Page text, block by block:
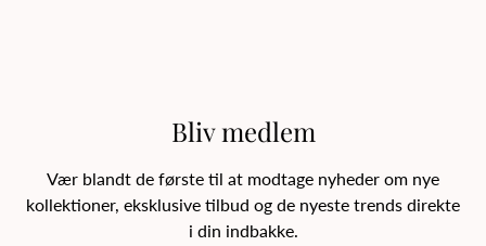
Bliv medlem
Vær blandt de første til at modtage nyheder om nye
kollektioner, eksklusive tilbud og de nyeste trends direkte
i din indbakke.